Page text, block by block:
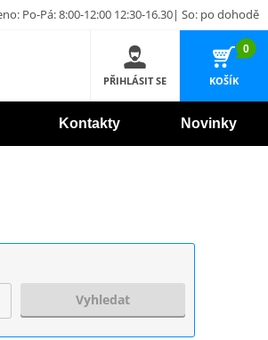
Po-Pá: 8:00-12:00 12:30-16.30| So: po dohodě
PŘIHLÁSIT SE
0
KOŠÍK
Kontakty Novinky
Vyhledat